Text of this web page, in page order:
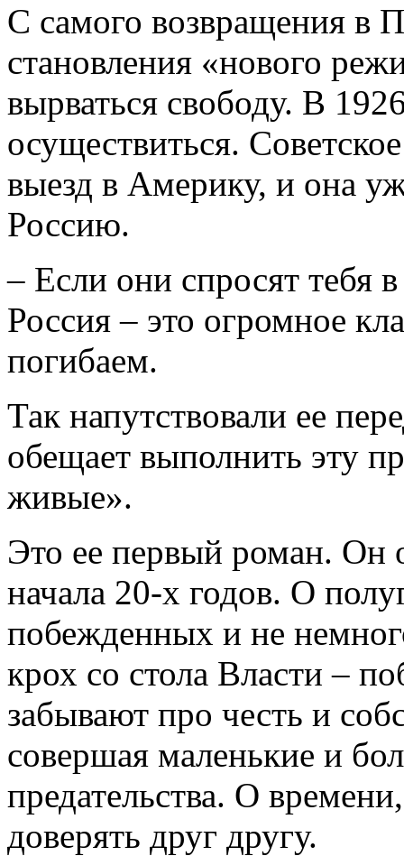
С самого возвращения в
становления «нового
вырваться свободу. В
осуществиться.
выезд в Америку, и она
Россию.
– Если они спросят тебя
Россия – это огромное
погибаем.
Так напутствовали ее
обещает выполнить эту
живые».
Это ее первый роман. Он
начала 20-х годов. О
побежденных и не
крох со стола Власти –
забывают про честь и
совершая маленькие и
предательства. О
доверять друг другу.